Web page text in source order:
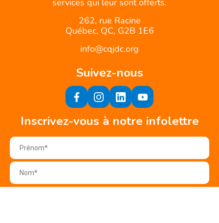
services qui leur sont offerts.
262, rue Racine
Québec, QC, G2B 1E6
info@cqjdc.org
Suivez-nous
Inscrivez-vous à notre infolettre